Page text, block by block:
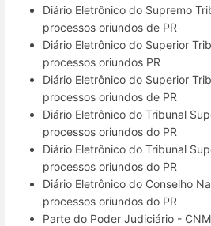
Diário Eletrônico do Supremo
processos oriundos de PR
Diário Eletrônico do Superior
processos oriundos PR
Diário Eletrônico do Superior
processos oriundos de PR
Diário Eletrônico do Tribunal
processos oriundos do PR
Diário Eletrônico do Tribunal
processos oriundos do PR
Diário Eletrônico do Conselho
processos oriundos do PR
Parte do Poder Judiciário -